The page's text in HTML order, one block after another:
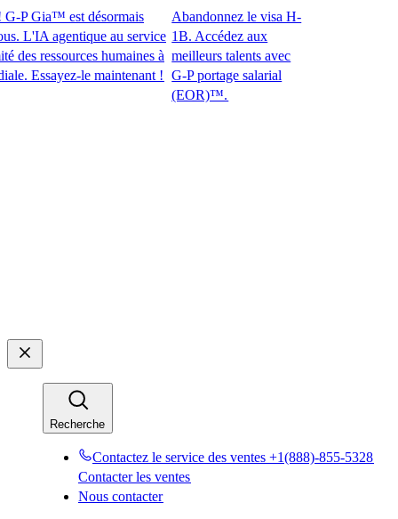
Gia™ est désormais
agentique au service
ressources humaines à
le maintenant !​​
Abandonnez le visa H-
1B. Accédez aux
meilleurs talents avec
G-P portage salarial
(EOR)™.​​
Recherche​​
Contactez le service des ventes +1(888)-855-5328​​
Contacter les ventes​​
Nous contacter​​